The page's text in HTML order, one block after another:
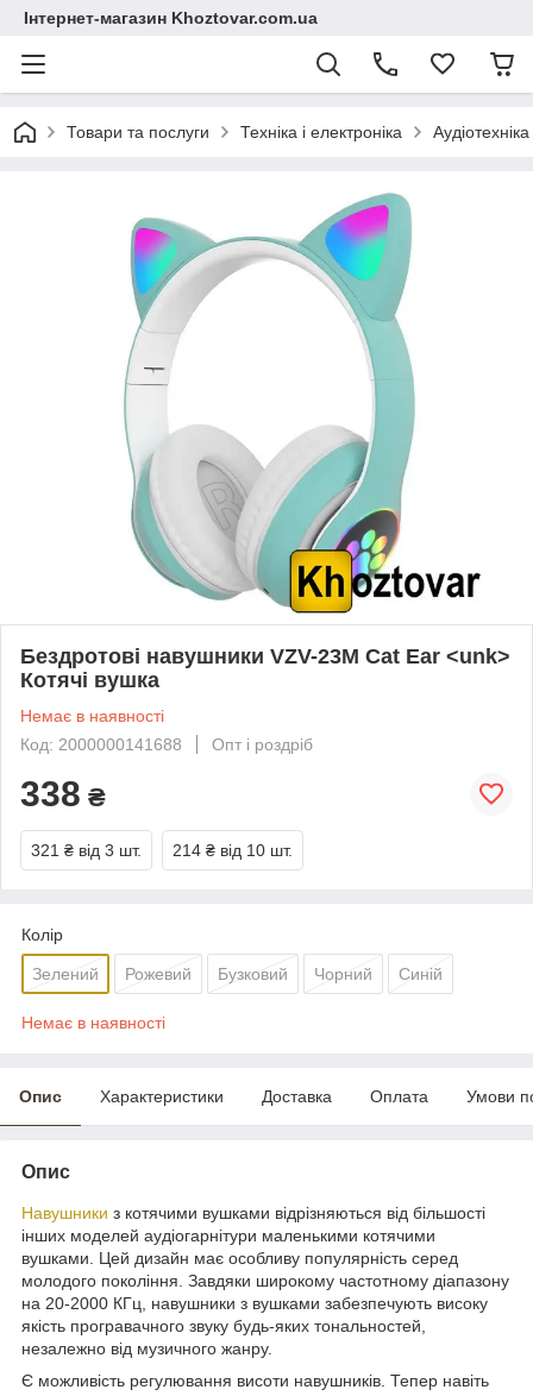
Інтернет-магазин Khoztovar.com.ua
Товари та послуги Техніка і електроніка
Бездротові навушники VZV-23M Cat Ear <unk>
Котячі вушка
Немає в наявності
Код: 2000000141688
Опт і роздріб
338 ₴
321 ₴ від 3 шт. 214 ₴ від 10 шт.
Колір
Зелений Рожевий Бузковий Чорний Синій
Немає в наявності
Опис Характеристики Доставка Оплата Умови
Опис
Навушники з котячими вушками відрізняються від більшості
інших моделей аудіогарнітури маленькими котячими
вушками. Цей дизайн має особливу популярність серед
молодого покоління. Завдяки широкому частотному діапазону
на 20-2000 КГц, навушники з вушками забезпечують високу
якість програвачного звуку будь-яких тональностей,
незалежно від музичного жанру.
Є можливість регулювання висоти навушників. Тепер навіть